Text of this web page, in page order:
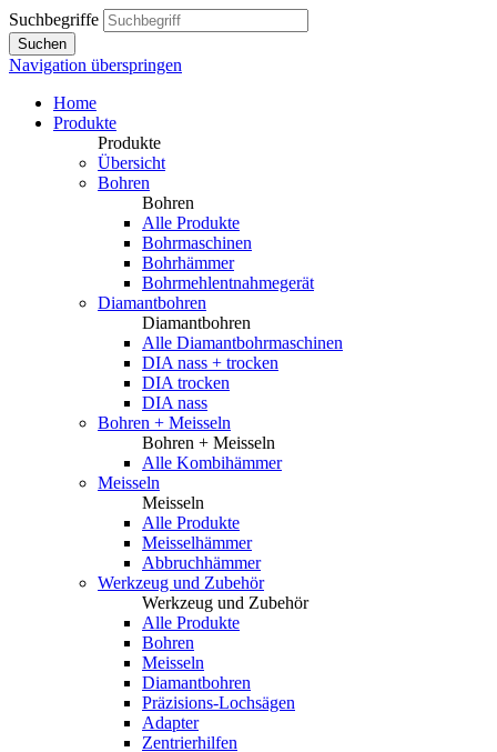
Suchbegriffe
Suchen
Navigation überspringen
Home
Produkte
Produkte
Übersicht
Bohren
Bohren
Alle Produkte
Bohrmaschinen
Bohrhämmer
Bohrmehlentnahmegerät
Diamantbohren
Diamantbohren
Alle Diamantbohrmaschinen
DIA nass + trocken
DIA trocken
DIA nass
Bohren + Meisseln
Bohren + Meisseln
Alle Kombihämmer
Meisseln
Meisseln
Alle Produkte
Meisselhämmer
Abbruchhämmer
Werkzeug und Zubehör
Werkzeug und Zubehör
Alle Produkte
Bohren
Meisseln
Diamantbohren
Präzisions-Lochsägen
Adapter
Zentrierhilfen